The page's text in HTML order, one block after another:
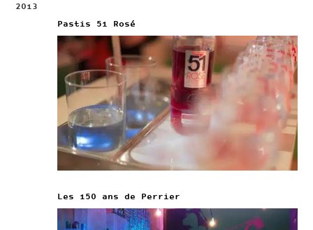
2013
Pastis 51 Rosé
Les 150 ans de Perrier